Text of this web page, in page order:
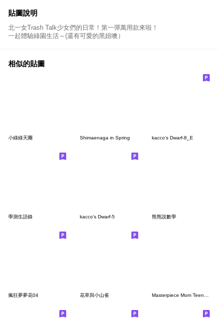
貼圖說明
北一女Trash Talk少女們的日常！第一彈萬用款來啦！
一起體驗綠園生活～(還有可愛的黑妞噢）
相似的貼圖
小綠綠天團 Shimaenaga in Spring kacco's Dwarf-8_E
學測生語錄 kacco's Dwarf-5 熊熊說數學
瘋狂夢夢花04 花草與小山雀